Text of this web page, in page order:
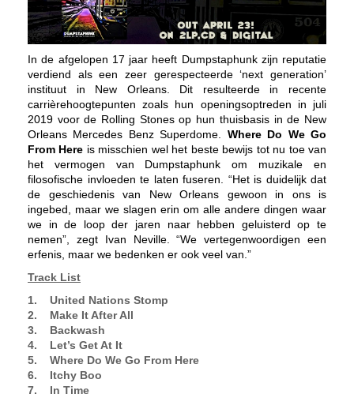
In de afgelopen 17 jaar heeft Dumpstaphunk zijn reputatie
verdiend als een zeer gerespecteerde ‘next generation’
instituut in New Orleans. Dit resulteerde in recente
carrièrehoogtepunten zoals hun openingsoptreden in juli
2019 voor de Rolling Stones op hun thuisbasis in de New
Orleans Mercedes Benz Superdome. Where Do We Go
From Here is misschien wel het beste bewijs tot nu toe van
het vermogen van Dumpstaphunk om muzikale en
filosofische invloeden te laten fuseren. “Het is duidelijk dat
de geschiedenis van New Orleans gewoon in ons is
ingebed, maar we slagen erin om alle andere dingen waar
we in de loop der jaren naar hebben geluisterd op te
nemen”, zegt Ivan Neville. “We vertegenwoordigen een
erfenis, maar we bedenken er ook veel van.”
Track List
1. United Nations Stomp
2. Make It After All
3. Backwash
4. Let’s Get At It
5. Where Do We Go From Here
6. Itchy Boo
7. In Time